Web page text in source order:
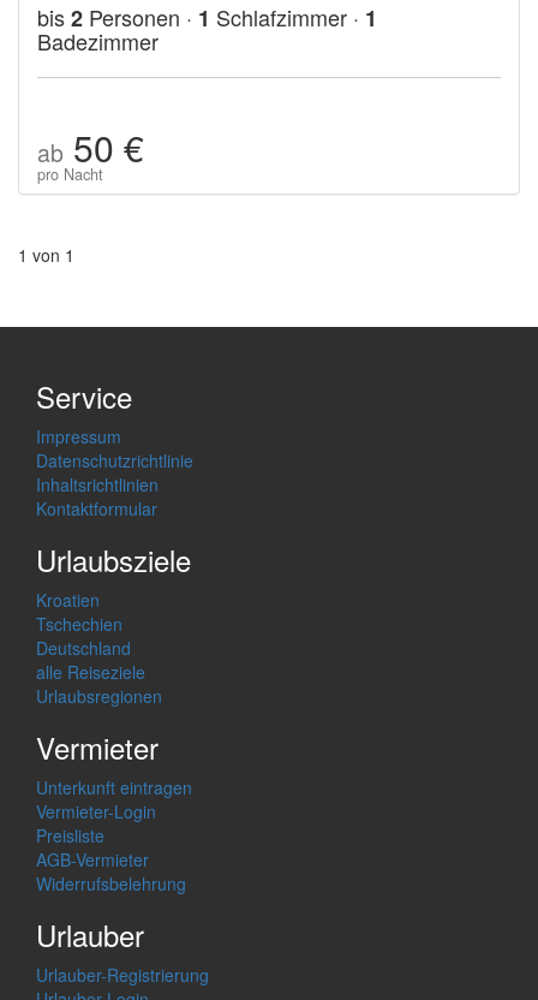
bis2 Personen · 1 Schlafzimmer · 1
Badezimmer
ab 50 €
pro Nacht
1 von 1
Service
Impressum
Datenschutzrichtlinie
Inhaltsrichtlinien
Kontaktformular
Urlaubsziele
Kroatien
Tschechien
Deutschland
alle Reiseziele
Urlaubsregionen
Vermieter
Unterkunft eintragen
Vermieter-Login
Preisliste
AGB-Vermieter
Widerrufsbelehrung
Urlauber
Urlauber-Registrierung